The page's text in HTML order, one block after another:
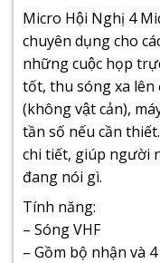
Micro Hội Nghị 4
chuyên dụng cho
những cuộc họp
tốt, thu sóng xa lên
(không vật cản),
tần số nếu cần
chi tiết, giúp người
đang nói gì.
Tính năng:
– Sóng VHF
– Gồm bộ nhận và